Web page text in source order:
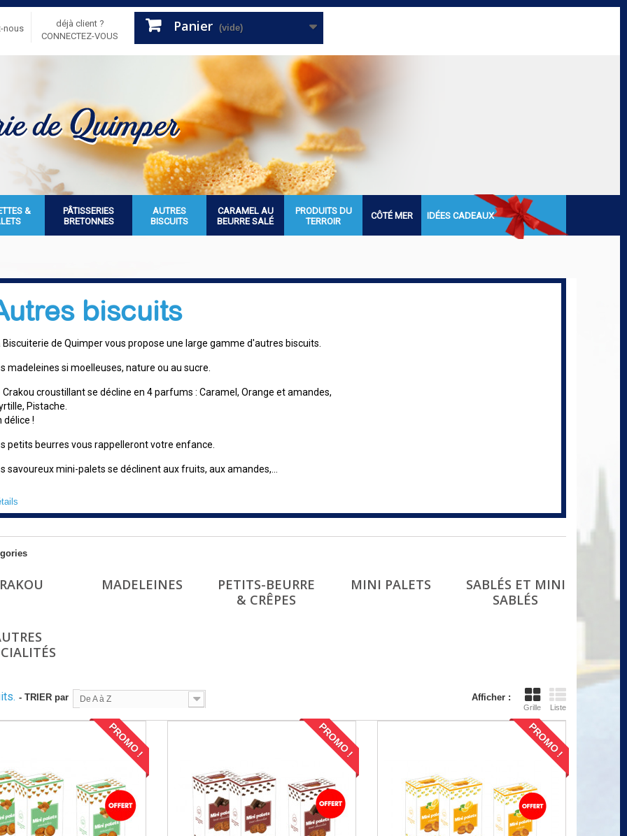
nous
déjà client ?
CONNECTEZ-VOUS
Panier (vide)
&
PÂTISSERIES
BRETONNES
AUTRES
BISCUITS
CARAMEL AU
BEURRE SALÉ
PRODUITS DU
TERROIR
CÔTÉ MER IDÉES CADEAUX
biscuits
Biscuiterie de Quimper vous propose une large gamme d'autres biscuits.
madeleines si moelleuses, nature ou au sucre.
Crakou croustillant se décline en 4 parfums : Caramel, Orange et amandes,
Pistache.
délice !
petits beurres vous rappelleront votre enfance.
savoureux mini-palets se déclinent aux fruits, aux amandes,...
MADELEINES
PETITS-BEURRE
& CRÊPES
MINI PALETS
SABLÉS ET MINI
SABLÉS
Afficher :
Grille Liste
- TRIER par De A à Z
PROMO ! PROMO ! PROMO !